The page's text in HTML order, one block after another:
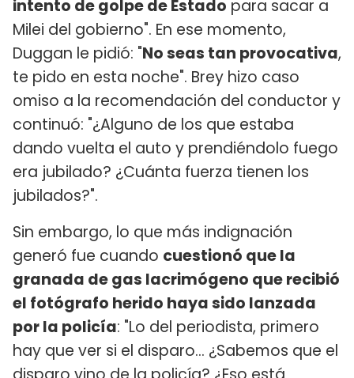
intento de golpe de Estado para sacar a
Milei del gobierno". En ese momento,
Duggan le pidió: "No seas tan provocativa,
te pido en esta noche". Brey hizo caso
omiso a la recomendación del conductor y
continuó: "¿Alguno de los que estaba
dando vuelta el auto y prendiéndolo fuego
era jubilado? ¿Cuánta fuerza tienen los
jubilados?".
Sin embargo, lo que más indignación
generó fue cuando cuestionó que la
granada de gas lacrimógeno que recibió
el fotógrafo herido haya sido lanzada
por la policía: "Lo del periodista, primero
hay que ver si el disparo... ¿Sabemos que el